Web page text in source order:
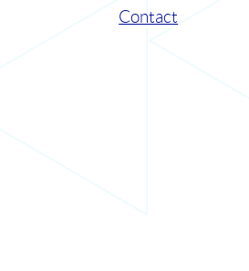
Contact